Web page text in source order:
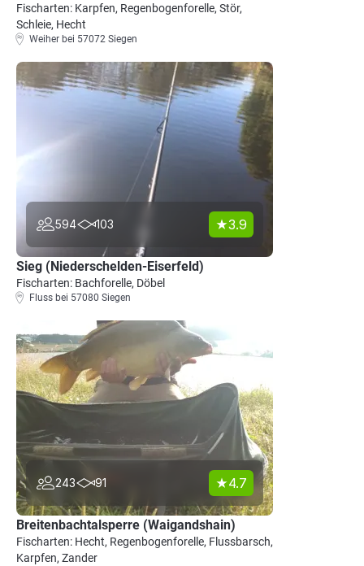
Fischarten: Karpfen, Regenbogenforelle, Stör,
Schleie, Hecht
Weiher bei 57072 Siegen
594 103 3.9
Sieg (Niederschelden-Eiserfeld)
Fischarten: Bachforelle, Döbel
Fluss bei 57080 Siegen
243 91 4.7
Breitenbachtalsperre (Waigandshain)
Fischarten: Hecht, Regenbogenforelle, Flussbarsch,
Karpfen, Zander